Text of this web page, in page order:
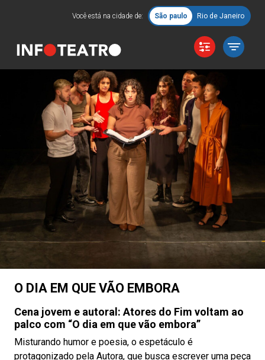
Você está na cidade de: São paulo Rio de Janeiro
O DIA EM QUE VÃO EMBORA
Cena jovem e autoral: Atores do Fim voltam ao
palco com “O dia em que vão embora”
Misturando humor e poesia, o espetáculo é
protagonizado pela Autora, que busca escrever uma peça